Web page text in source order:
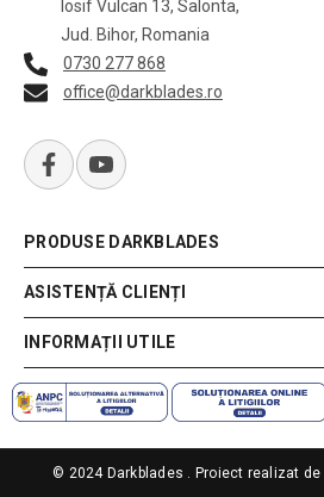
Iosif Vulcan 13, Salonta,
Jud. Bihor, Romania
0730 277 868
office@darkblades.ro
PRODUSE DARKBLADES
ASISTENȚĂ CLIENȚI
INFORMAȚII UTILE
© 2024 Darkblades . Proiect realizat de